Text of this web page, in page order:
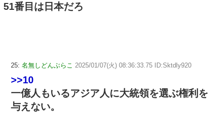
51番目は日本だろ
25: 名無しどんぶらこ 2025/01/07(火) 08:36:33.75 ID:Sktdly920
>>10
一億人もいるアジア人に大統領を選ぶ権利を
与えない。